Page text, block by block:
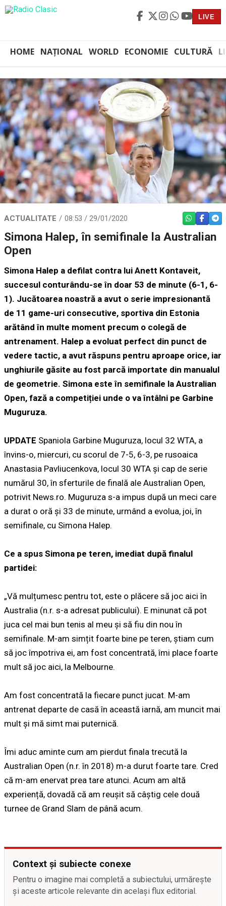
LIVE
HOME NAȚIONAL WORLD ECONOMIE CULTURĂ
ACTUALITATE 08:53 / 29/01/2020 WHATSAPP
Simona Halep, în semifinale la Australian
Open
Simona Halep a defilat contra lui Anett Kontaveit,
succesul conturându-se în doar 53 de minute (6-1, 6-
1). Jucătoarea noastră a avut o serie impresionantă
de 11 game-uri consecutive, sportiva din Estonia
arătând în multe moment precum o colegă de
antrenament. Halep a evoluat perfect din punct de
vedere tactic, a avut răspuns pentru aproape orice, iar
unghiurile găsite au fost parcă importate din manualul
de geometrie. Simona este în semifinale la Australian
Open, fază a competiției unde o va întâlni pe Garbine
Muguruza.
UPDATE Spaniola Garbine Muguruza, locul 32 WTA, a
învins-o, miercuri, cu scorul de 7-5, 6-3, pe rusoaica
Anastasia Pavliucenkova, locul 30 WTA şi cap de serie
numărul 30, în sferturile de finală ale Australian Open,
potrivit News.ro. Muguruza s-a impus după un meci care
a durat o oră şi 33 de minute, urmând a evolua, joi, în
semifinale, cu Simona Halep.
Ce a spus Simona pe teren, imediat după finalul
partidei:
„Vă mulțumesc pentru tot, este o plăcere să joc aici în
Australia (n.r. s-a adresat publicului). E minunat că pot
juca cel mai bun tenis al meu și să fiu din nou în
semifinale. M-am simțit foarte bine pe teren, știam cum
să joc împotriva ei, am fost concentrată, îmi place foarte
mult să joc aici, la Melbourne.
Am fost concentrată la fiecare punct jucat. M-am
antrenat departe de casă în această iarnă, am muncit mai
mult și mă simt mai puternică.
Îmi aduc aminte cum am pierdut finala trecută la
Australian Open (n.r. în 2018) m-a durut foarte tare. Cred
că m-am enervat prea tare atunci. Acum am altă
experiență, dovadă că am reușit să câștig cele două
turnee de Grand Slam de până acum.
Context și subiecte conexe
Pentru o imagine mai completă a subiectului, urmărește
și aceste articole relevante din același flux editorial.